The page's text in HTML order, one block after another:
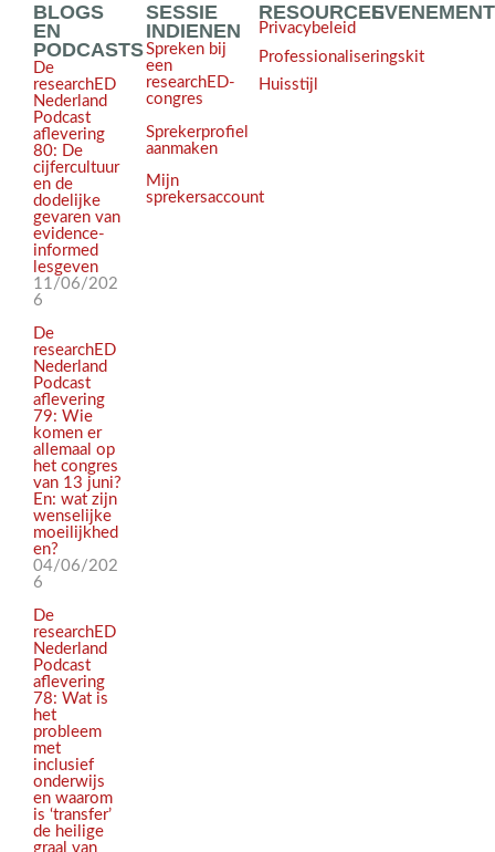
BLOGS
EN
PODCASTS
De
researchED
Nederland
Podcast
aflevering
80: De
cijfercultuur
en de
dodelijke
gevaren van
evidence-
informed
lesgeven
11/06/202
6
De
researchED
Nederland
Podcast
aflevering
79: Wie
komen er
allemaal op
het congres
van 13 juni?
En: wat zijn
wenselijke
moeilijkhed
en?
04/06/202
6
De
researchED
Nederland
Podcast
aflevering
78: Wat is
het
probleem
met
inclusief
onderwijs
en waarom
is ‘transfer’
de heilige
graal van
SESSIE
INDIENEN
Spreken bij
een
researchED-
congres
Sprekerprofiel
aanmaken
Mijn
sprekersaccount
RESOURCES
Privacybeleid
Professionaliseringskit
Huisstijl